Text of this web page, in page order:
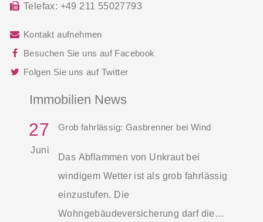
Telefax: +49 211 55027793
Kontakt aufnehmen
Besuchen Sie uns auf Facebook
Folgen Sie uns auf Twitter
Immobilien News
27
Juni
Grob fahrlässig: Gasbrenner bei Wind
Das Abflammen von Unkraut bei
windigem Wetter ist als grob fahrlässig
einzustufen. Die
Wohngebäudeversicherung darf die